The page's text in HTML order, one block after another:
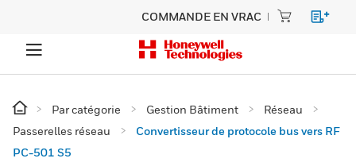
COMMANDE EN VRAC
Par catégorie Gestion Bâtiment
Réseau
Passerelles réseau
Convertisseur de protocole bus vers RF
PC-501 S5